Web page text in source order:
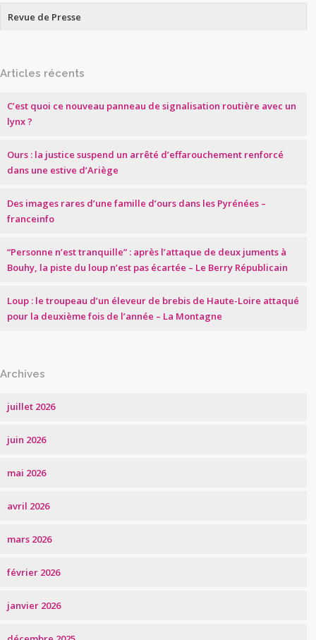
Revue de Presse
Articles récents
C’est quoi ce nouveau panneau de signalisation routière avec un
lynx ?
Ours : la justice suspend un arrêté d’effarouchement renforcé
dans une estive d’Ariège
Des images rares d’une famille d’ours dans les Pyrénées –
franceinfo
“Personne n’est tranquille” : après l’attaque de deux juments à
Bouhy, la piste du loup n’est pas écartée – Le Berry Républicain
Loup : le troupeau d’un éleveur de brebis de Haute-Loire attaqué
pour la deuxième fois de l’année – La Montagne
Archives
juillet 2026
juin 2026
mai 2026
avril 2026
mars 2026
février 2026
janvier 2026